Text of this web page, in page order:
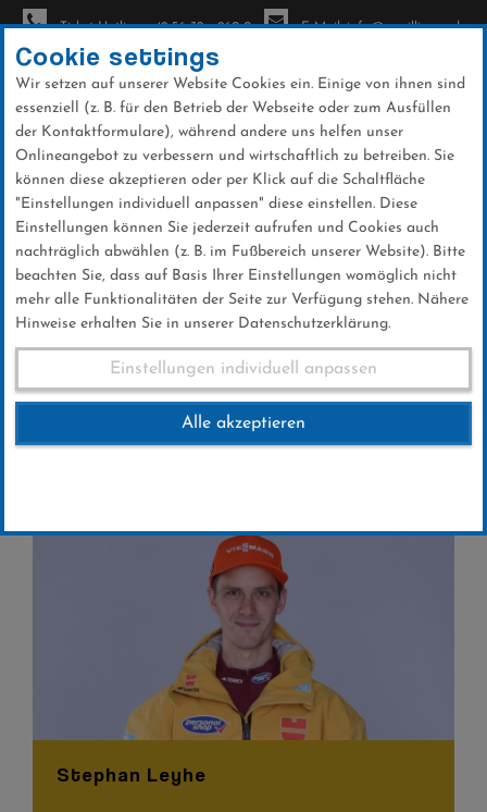
Direkt
zum
Inhalt
Ticket-Hotline: +49 56 32 - 960-0 E-Mail: info@sc-willingen.de
Services
Athleten
Stephan Leyhe
Cookie settings
Wir setzen auf unserer Website Cookies ein. Einige von ihnen sind
essenziell (z. B. für den Betrieb der Webseite oder zum Ausfüllen
der Kontaktformulare), während andere uns helfen unser
Onlineangebot zu verbessern und wirtschaftlich zu betreiben. Sie
können diese akzeptieren oder per Klick auf die Schaltfläche
"Einstellungen individuell anpassen" diese einstellen. Diese
Einstellungen können Sie jederzeit aufrufen und Cookies auch
nachträglich abwählen (z. B. im Fußbereich unserer Website). Bitte
beachten Sie, dass auf Basis Ihrer Einstellungen womöglich nicht
mehr alle Funktionalitäten der Seite zur Verfügung stehen. Nähere
Hinweise erhalten Sie in unserer Datenschutzerklärung.
Einstellungen individuell anpassen
Alle akzeptieren